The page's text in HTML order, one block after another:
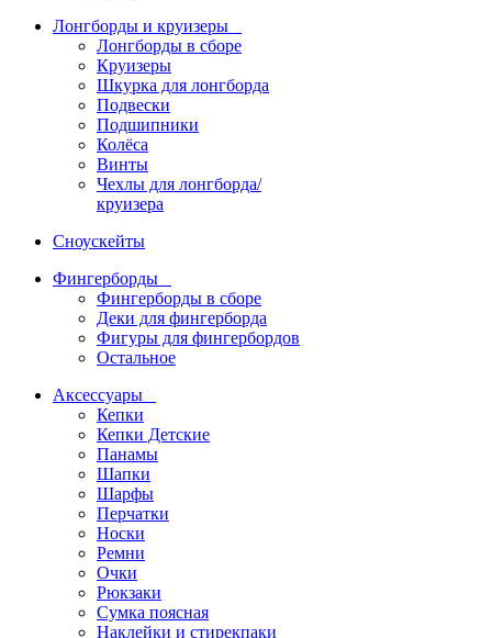
Лонгборды и круизеры
Лонгборды в сборе
Круизеры
Шкурка для лонгборда
Подвески
Подшипники
Колёса
Винты
Чехлы для лонгборда/
круизера
Сноускейты
Фингерборды
Фингерборды в сборе
Деки для фингерборда
Фигуры для фингербордов
Остальное
Аксессуары
Кепки
Кепки Детские
Панамы
Шапки
Шарфы
Перчатки
Носки
Ремни
Очки
Рюкзаки
Сумка поясная
Наклейки и стирекпаки